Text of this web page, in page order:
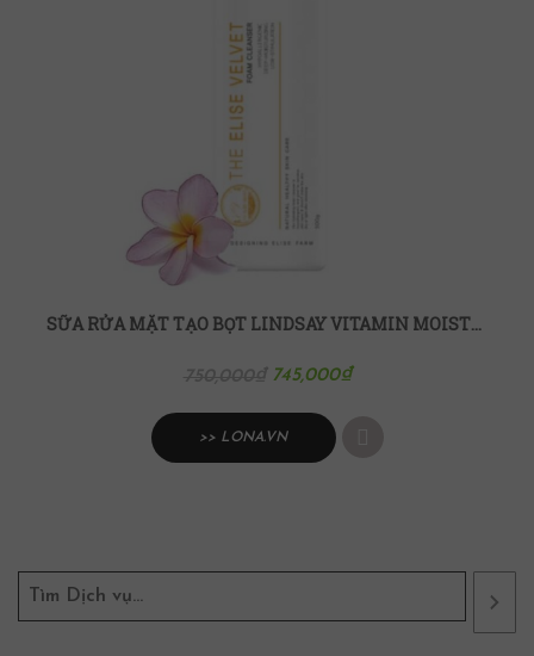
SỮA RỬA MẶT TẠO BỌT LINDSAY VITAMIN MOISTURE FOAM CLEARNSER
745,000₫
>> LONA.VN